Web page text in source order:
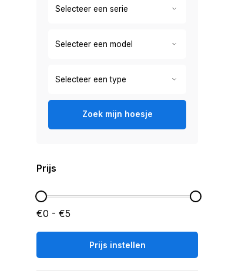
Zoek mijn hoesje
Prijs
€0 - €5
Prijs instellen